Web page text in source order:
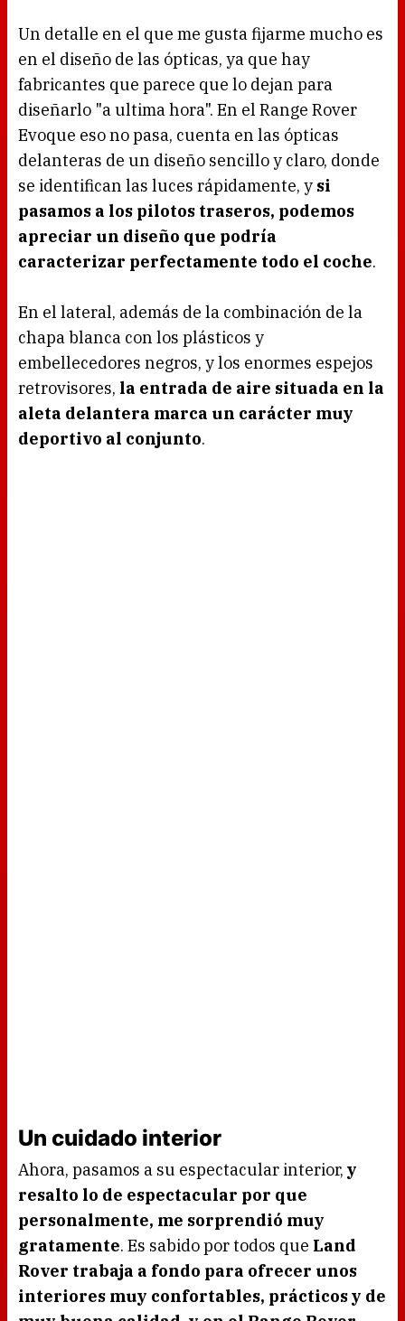
Un detalle en el que me gusta fijarme mucho es
en el diseño de las ópticas, ya que hay
fabricantes que parece que lo dejan para
diseñarlo "a ultima hora". En el Range Rover
Evoque eso no pasa, cuenta en las ópticas
delanteras de un diseño sencillo y claro, donde
se identifican las luces rápidamente, y si
pasamos a los pilotos traseros, podemos
apreciar un diseño que podría
caracterizar perfectamente todo el coche.
En el lateral, además de la combinación de la
chapa blanca con los plásticos y
embellecedores negros, y los enormes espejos
retrovisores, la entrada de aire situada en la
aleta delantera marca un carácter muy
deportivo al conjunto.
Un cuidado interior
Ahora, pasamos a su espectacular interior, y
resalto lo de espectacular por que
personalmente, me sorprendió muy
gratamente. Es sabido por todos que Land
Rover trabaja a fondo para ofrecer unos
interiores muy confortables, prácticos y de